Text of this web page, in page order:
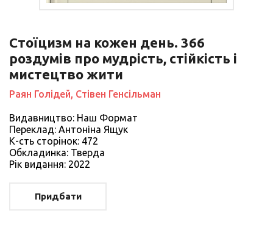
Стоїцизм на кожен день. 366
роздумів про мудрість, стійкість і
мистецтво жити
Раян Голідей, Стівен Генсільман
Видавництво: Наш Формат
Переклад: Антоніна Ящук
К-сть сторiнок: 472
Обкладинка: Тверда
Рiк видання: 2022
Придбати